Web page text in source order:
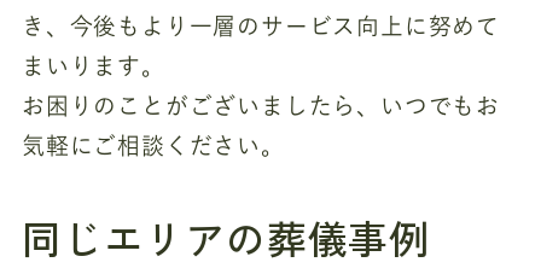
き、今後もより一層のサービス向上に努めて
まいります。
お困りのことがございましたら、いつでもお
気軽にご相談ください。
同じエリアの葬儀事例